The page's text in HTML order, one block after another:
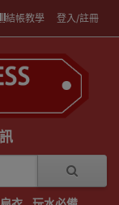
結帳教學 登入/註冊